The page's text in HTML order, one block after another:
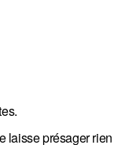
laisse présager rien